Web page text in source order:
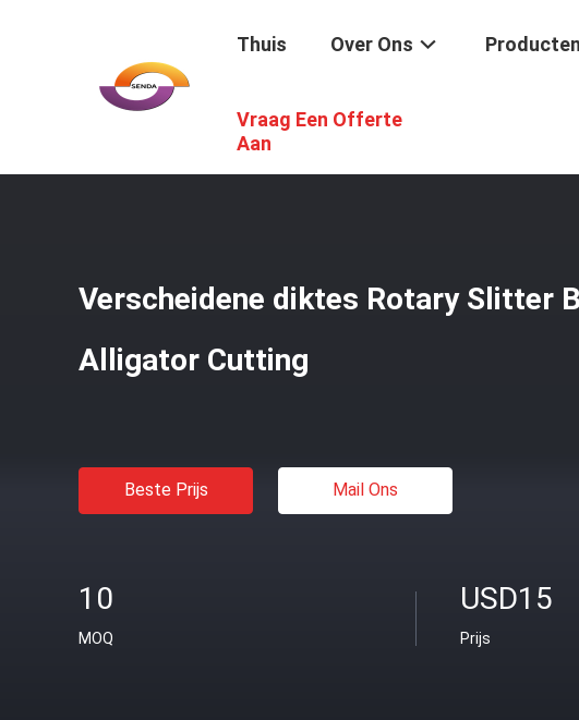
Thuis Over Ons Producten
Vraag Een Offerte
Aan
Krokodillescheerbeurtbladen
Verscheidene diktes Rotary Slitter
Alligator Cutting
Beste Prijs Mail Ons
10
MOQ
USD15
Prijs